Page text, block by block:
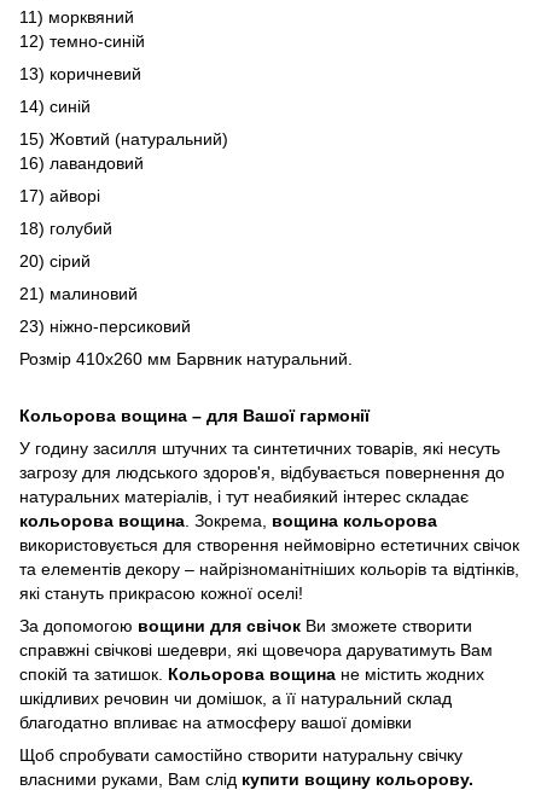
11) морквяний
12) темно-синій
13) коричневий
14) синій
15) Жовтий (натуральний)
16) лавандовий
17) айворі
18) голубий
20) сірий
21) малиновий
23) ніжно-персиковий
Розмір 410x260 мм Барвник натуральний.
Кольорова вощина – для Вашої гармонії
У годину засилля штучних та синтетичних товарів, які несуть
загрозу для людського здоров'я, відбувається повернення до
натуральних матеріалів, і тут неабиякий інтерес складає
кольорова вощина . Зокрема, вощина кольорова
використовується для створення неймовірно естетичних свічок
та елементів декору – найрізноманітніших кольорів та відтінків,
які стануть прикрасою кожної оселі!
За допомогою вощини для свічок Ви зможете створити
справжні свічкові шедеври, які щовечора даруватимуть Вам
спокій та затишок. Кольорова вощина не містить жодних
шкідливих речовин чи домішок, а її натуральний склад
благодатно впливає на атмосферу вашої домівки
Щоб спробувати самостійно створити натуральну свічку
власними руками, Вам слід купити вощину кольорову.